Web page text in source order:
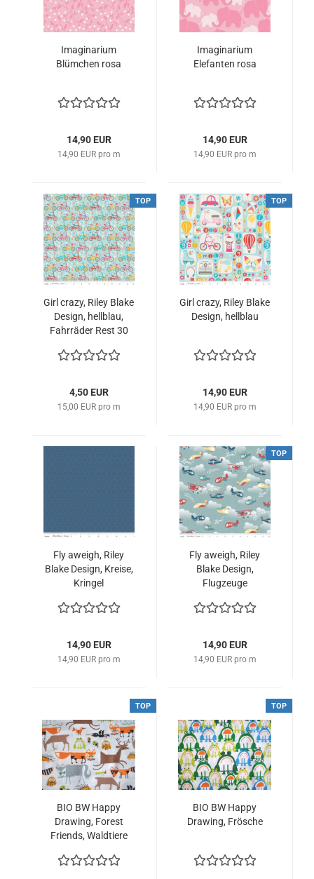
Imaginarium
Blümchen rosa
14,90 EUR
14,90 EUR pro m
Imaginarium
Elefanten rosa
14,90 EUR
14,90 EUR pro m
TOP
Girl crazy, Riley Blake
Design, hellblau,
Fahrräder Rest 30
4,50 EUR
15,00 EUR pro m
TOP
Girl crazy, Riley Blake
Design, hellblau
14,90 EUR
14,90 EUR pro m
Fly aweigh, Riley
Blake Design, Kreise,
Kringel
14,90 EUR
14,90 EUR pro m
TOP
Fly aweigh, Riley
Blake Design,
Flugzeuge
14,90 EUR
14,90 EUR pro m
TOP
BIO BW Happy
Drawing, Forest
Friends, Waldtiere
TOP
BIO BW Happy
Drawing, Frösche